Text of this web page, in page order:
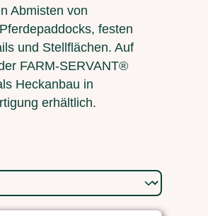
Abmisten von
festen
und Stellflächen. Auf
FARM-SERVANT®
Heckanbau in
erhältlich.